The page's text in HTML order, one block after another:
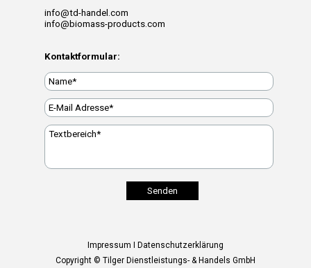
info@td-handel.com
info@biomass-products.com
Impressum
Datenschutzerklärung
Copyright © Tilger Dienstleistungs- & Handels GmbH
Kontaktformular: